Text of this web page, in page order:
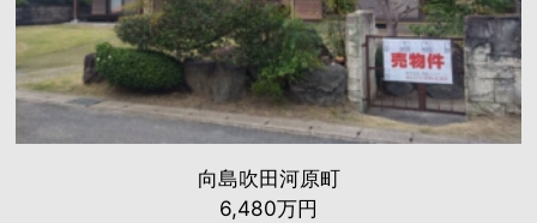
向島吹田河原町
6,480万円